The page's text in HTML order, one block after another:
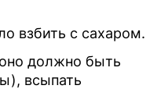
взбить с сахаром.
должно быть
всыпать